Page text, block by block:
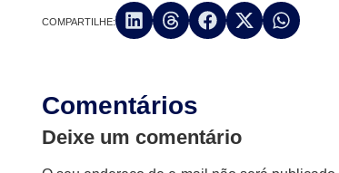
COMPARTILHE:
Comentários
Deixe um comentário